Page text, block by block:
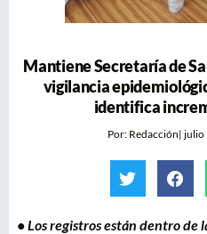
Mantiene Secretaría de
vigilancia
identifica
Por:Redacción| julio
• Los registros están dentro de